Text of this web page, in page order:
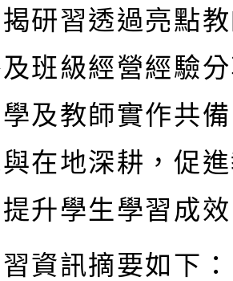
研習透過亮點
班級經營經驗
及教師實作共
在地深耕，促
升學生學習成
資訊摘要如下：